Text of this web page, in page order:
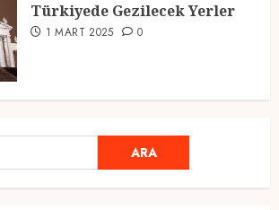
Türkiyede Gezilecek Yerler
1 MART 2025 0
Ramazan Ayı 2025: Manevi
Atmosfer ve Özel Hazırlıklar
ARA